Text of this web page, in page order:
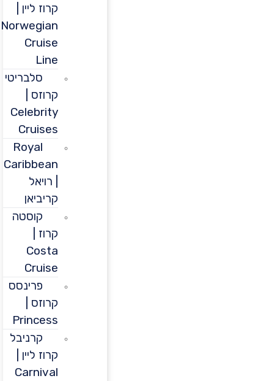
קרוז ליין |
Norwegian
Cruise
סלבריטי
קרוזס |
Celebrity
Cruises
Royal
Caribbean
קריביאן
קוסטה
Costa
Cruise
פרינסס
קרוזס |
Princess
קרניבל
קרוז ליין |
Carnival